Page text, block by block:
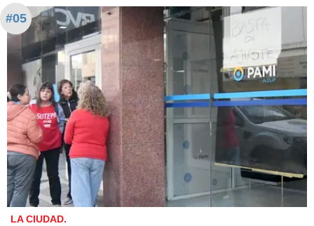
#05
LA CIUDAD.